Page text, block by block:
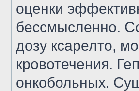
оценки
бессмысленно.
дозу ксарелто,
кровотечения.
онкобольных.